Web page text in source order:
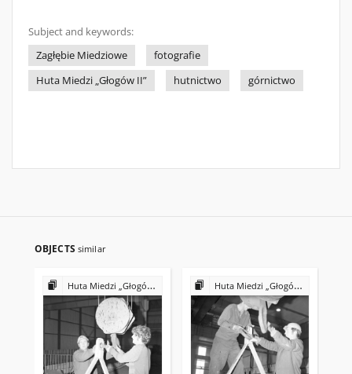
Subject and keywords:
Zagłębie Miedziowe
fotografie
Huta Miedzi „Głogów II”
hutnictwo górnictwo
OBJECTS similar
Huta Miedzi „Głogów II” podczas budowy Huta Miedzi „Głogów II” podczas budowy